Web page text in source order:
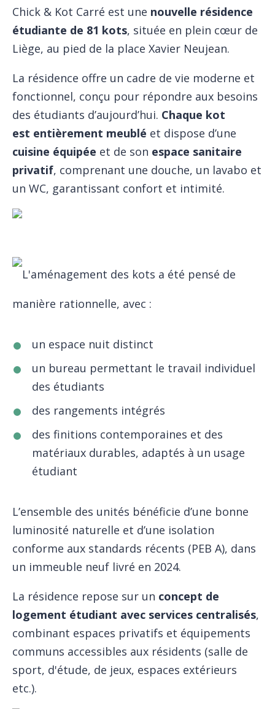
Chick & Kot Carré est une nouvelle résidence
étudiante de 81 kots, située en plein cœur de
Liège, au pied de la place Xavier Neujean.
La résidence offre un cadre de vie moderne et
fonctionnel, conçu pour répondre aux besoins
des étudiants d’aujourd’hui. Chaque kot
est entièrement meublé et dispose d’une
cuisine équipée et de son espace sanitaire
privatif, comprenant une douche, un lavabo et
un WC, garantissant confort et intimité.
L'aménagement des kots a été pensé de
manière rationnelle, avec :
un espace nuit distinct
un bureau permettant le travail individuel
des étudiants
des rangements intégrés
des finitions contemporaines et des
matériaux durables, adaptés à un usage
étudiant
L’ensemble des unités bénéficie d’une bonne
luminosité naturelle et d’une isolation
conforme aux standards récents (PEB A), dans
un immeuble neuf livré en 2024.
La résidence repose sur un concept de
logement étudiant avec services centralisés,
combinant espaces privatifs et équipements
communs accessibles aux résidents (salle de
sport, d'étude, de jeux, espaces extérieurs
etc.).